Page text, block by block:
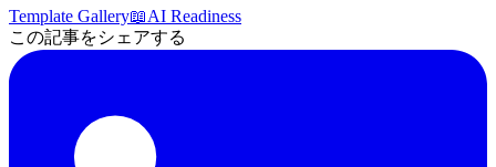
Template Gallery📖AI Readiness
この記事をシェアする